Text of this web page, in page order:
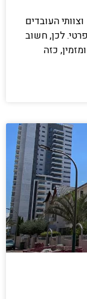
העובדים
לכן, חשוב
כזה